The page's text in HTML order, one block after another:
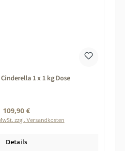
1 x 1 kg Dose
Regulärer Preis:
109,90 €
zzgl. Versandkosten
Details